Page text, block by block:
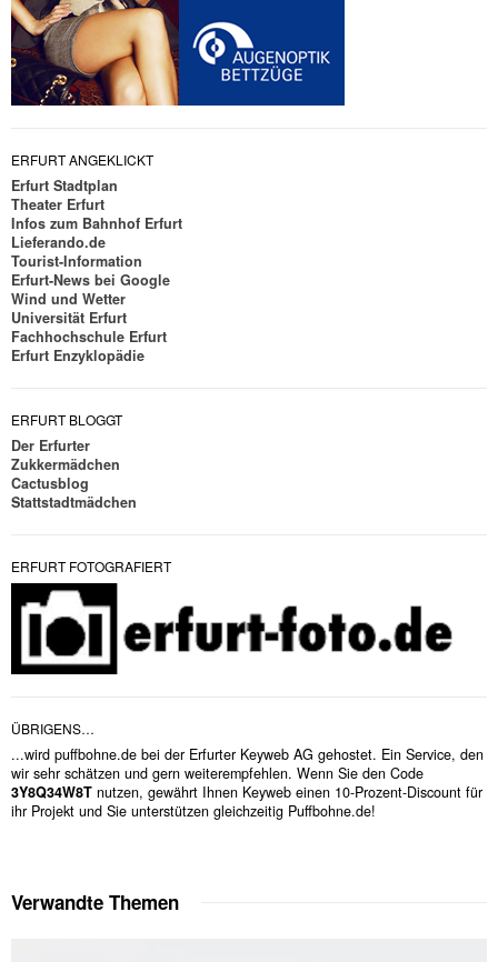
ERFURT ANGEKLICKT
Erfurt Stadtplan
Theater Erfurt
Infos zum Bahnhof Erfurt
Lieferando.de
Tourist-Information
Erfurt-News bei Google
Wind und Wetter
Universität Erfurt
Fachhochschule Erfurt
Erfurt Enzyklopädie
ERFURT BLOGGT
Der Erfurter
Zukkermädchen
Cactusblog
Stattstadtmädchen
ERFURT FOTOGRAFIERT
ÜBRIGENS…
...wird puffbohne.de bei der Erfurter Keyweb AG gehostet. Ein Service, den
wir sehr schätzen und gern weiterempfehlen. Wenn Sie den Code
3Y8Q34W8T nutzen, gewährt Ihnen Keyweb einen 10-Prozent-Discount für
ihr Projekt und Sie unterstützen gleichzeitig Puffbohne.de!
Verwandte Themen